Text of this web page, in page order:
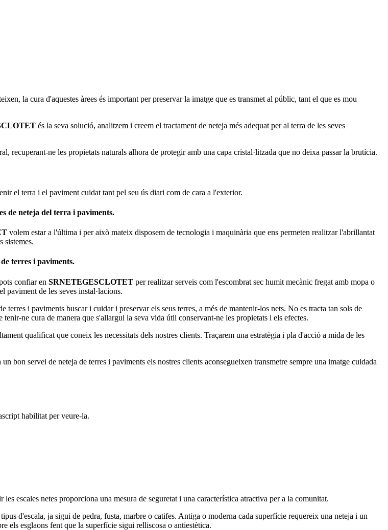
la cura d'aquestes àrees és important per preservar la imatge que es transmet al públic, tant el que es mou
és la seva solució, analitzem i creem el tractament de neteja més adequat per al terra de les seves
recuperant-ne les propietats naturals alhora de protegir amb una capa cristal·litzada que no deixa passar la brutícia.
el terra i el paviment cuidat tant pel seu ús diari com de cara a l'exterior.
de neteja del terra i paviments.
volem estar a l'última i per això mateix disposem de tecnologia i maquinària que ens permeten realitzar l'abrillantat
sistemes.
terres i paviments.
confiar en SRNETEGESCLOTET per realitzar serveis com l'escombrat sec humit mecànic fregat amb mopa o
paviment de les seves instal·lacions.
terres i paviments buscar i cuidar i preservar els seus terres, a més de mantenir-los nets. No es tracta tan sols de
tenir-ne cura de manera que s'allargui la seva vida útil conservant-ne les propietats i els efectes.
qualificat que coneix les necessitats dels nostres clients. Traçarem una estratègia i pla d'acció a mida de les
bon servei de neteja de terres i paviments els nostres clients aconsegueixen transmetre sempre una imatge cuidada
habilitat per veure-la.
escales netes proporciona una mesura de seguretat i una característica atractiva per a la comunitat.
d'escala, ja sigui de pedra, fusta, marbre o catifes. Antiga o moderna cada superfície requereix una neteja i un
els esglaons fent que la superfície sigui relliscosa o antiestètica.